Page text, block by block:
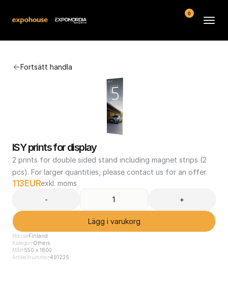
Fortsätt handla
ISY prints for display
2 prints for double sided stand including magnet strips (2
pcs). For larger quantities, please contact us for an offer.
113 EURexkl. moms
-
+
Lägg i varukorg
Mässa Finland
Kategori Others
Mått550 x 1800
Artikelnummer491235
Kontakt
Köpvillkor
0